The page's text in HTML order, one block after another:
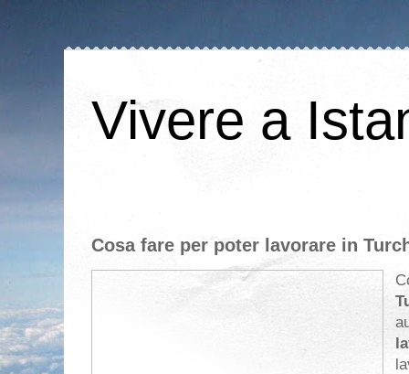
Vivere a
Cosa fare per poter lavorare in